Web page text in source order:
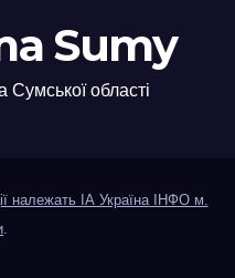
Sumy
області
належать ІА Україна ІНФО м.